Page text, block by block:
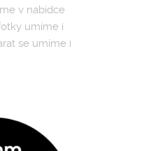
v nabídce
umíme i
se umíme i